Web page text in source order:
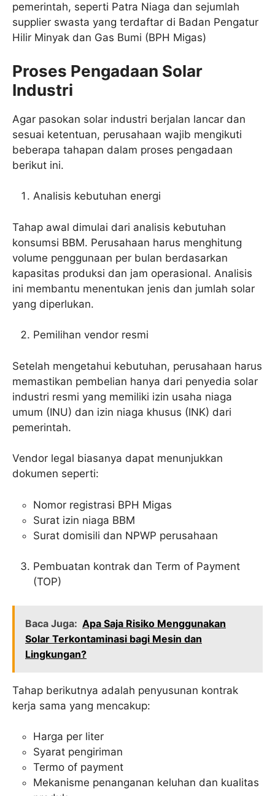
pemerintah, seperti Patra Niaga dan sejumlah
supplier swasta yang terdaftar di Badan Pengatur
Hilir Minyak dan Gas Bumi (BPH Migas)
Proses Pengadaan Solar
Industri
Agar pasokan solar industri berjalan lancar dan
sesuai ketentuan, perusahaan wajib mengikuti
beberapa tahapan dalam proses pengadaan
berikut ini.
Analisis kebutuhan energi
Tahap awal dimulai dari analisis kebutuhan
konsumsi BBM. Perusahaan harus menghitung
volume penggunaan per bulan berdasarkan
kapasitas produksi dan jam operasional. Analisis
ini membantu menentukan jenis dan jumlah solar
yang diperlukan.
Pemilihan vendor resmi
Setelah mengetahui kebutuhan, perusahaan harus
memastikan pembelian hanya dari penyedia solar
industri resmi yang memiliki izin usaha niaga
umum (INU) dan izin niaga khusus (INK) dari
pemerintah.
Vendor legal biasanya dapat menunjukkan
dokumen seperti:
Nomor registrasi BPH Migas
Surat izin niaga BBM
Surat domisili dan NPWP perusahaan
Pembuatan kontrak dan Term of Payment
(TOP)
Baca Juga: Apa Saja Risiko Menggunakan
Solar Terkontaminasi bagi Mesin dan
Lingkungan?
Tahap berikutnya adalah penyusunan kontrak
kerja sama yang mencakup:
Harga per liter
Syarat pengiriman
Termo of payment
Mekanisme penanganan keluhan dan kualitas